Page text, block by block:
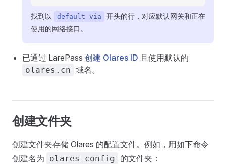
找到以 default via
开头的行，对应默认网关和正在
使用的网络接口。
已通过 LarePass 创建 Olares ID 且使用默认的
olares.cn 域名。
创建文件夹
创建文件夹存储 Olares 的配置文件。例如，用如下命令
创建名为
olares-config 的文件夹：